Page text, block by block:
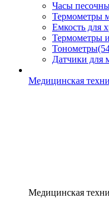
Часы
Термометры
Емкость для
Термометры
Тонометры
Датчики для
Медицинская
Медицинская